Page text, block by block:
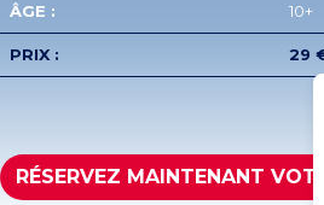
ÂGE : 10+
PRIX : 29
RÉSERVEZ MAINTENANT